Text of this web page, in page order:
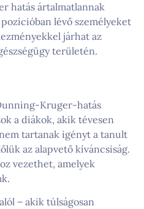
hatás ártalmatlannak
lévő személyeket
járhat az
területén.
Kruger-hatás
a diákok, akik tévesen
tartanak igényt a tanult
az alapvető kíváncsiság.
vezethet, amelyek
– akik túlságosan